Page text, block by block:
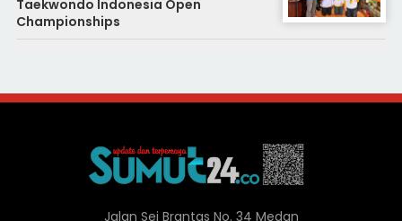
Taekwondo Indonesia Open
Championships
Jalan Sei Brantas No. 34 Medan